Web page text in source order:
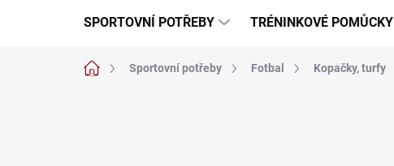
SPORTOVNÍ POTŘEBY TRÉNINKOVÉ POMŮCKY
Domů Sportovní potřeby Fotbal Kopačky, turfy